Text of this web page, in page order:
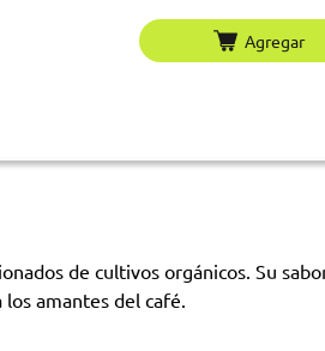
Agregar
de cultivos orgánicos. Su
amantes del café.